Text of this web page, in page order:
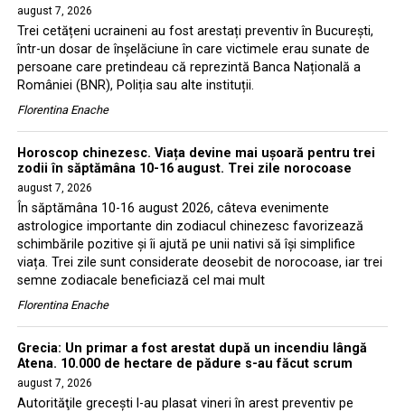
august 7, 2026
Trei cetățeni ucraineni au fost arestați preventiv în București,
într-un dosar de înșelăciune în care victimele erau sunate de
persoane care pretindeau că reprezintă Banca Națională a
României (BNR), Poliția sau alte instituții.
Florentina Enache
Horoscop chinezesc. Viața devine mai ușoară pentru trei
zodii în săptămâna 10-16 august. Trei zile norocoase
august 7, 2026
În săptămâna 10-16 august 2026, câteva evenimente
astrologice importante din zodiacul chinezesc favorizează
schimbările pozitive și îi ajută pe unii nativi să își simplifice
viața. Trei zile sunt considerate deosebit de norocoase, iar trei
semne zodiacale beneficiază cel mai mult
Florentina Enache
Grecia: Un primar a fost arestat după un incendiu lângă
Atena. 10.000 de hectare de pădure s-au făcut scrum
august 7, 2026
Autorităţile greceşti l-au plasat vineri în arest preventiv pe